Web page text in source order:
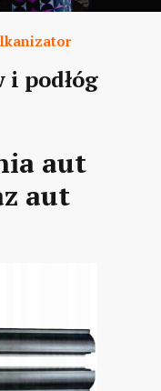
i podłóg
aut
aut